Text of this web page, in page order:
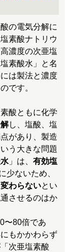
の電気分解に
素酸ナトリウ
濃度の次亜塩
素酸水」と名
は製法と濃度
です。
酸ともに化学
し、塩酸、塩
があり、製造
う大きな問題
」は、 有効塩
少ないため、
わらないとい
させるのはか
〜80倍であ
もかかわらず
次亜塩素酸